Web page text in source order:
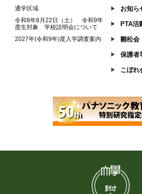
通学区域
令和8年8月22日（土） 令和9年
度生対象 学校説明会について
2027年(令和9年)度入学調査案内
お知ら
PTA活
雛松会
保護者
こぼれ